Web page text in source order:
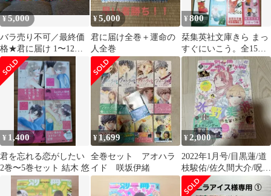
¥5,000
バラ売り不可／最終価
格★君に届け 1〜12、
14〜23、25、27巻 計24
冊
¥5,000
君に届け全巻＋運命の
人全巻
¥800
栞集英社文庫きら まっ
すぐにいこう。全15巻
分初版限定しおり
¥ 1,400
君を忘れる恋がしたい
2巻〜5巻セット 結木 悠
¥ 1,699
全巻セット アオハラ
イド 咲坂伊緒
¥2,000
2022年1月号/目黒蓮/道
枝駿佑/佐久間大介/呪術
廻戦/鈴木仁/マーガレッ
ト